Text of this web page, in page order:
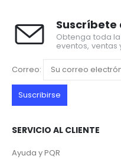
Suscríbete
Obtenga toda
eventos, ventas
Correo:
SERVICIO AL CLIENTE
Ayuda y PQR